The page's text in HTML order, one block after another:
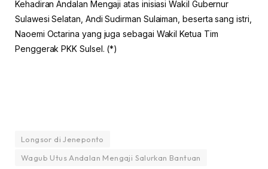
Kehadiran Andalan Mengaji atas inisiasi Wakil Gubernur
Sulawesi Selatan, Andi Sudirman Sulaiman, beserta sang istri,
Naoemi Octarina yang juga sebagai Wakil Ketua Tim
Penggerak PKK Sulsel. (*)
Longsor di Jeneponto
Wagub Utus Andalan Mengaji Salurkan Bantuan